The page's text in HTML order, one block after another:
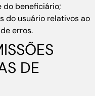
do beneficiário;
do usuário relativos ao
erros.
DE